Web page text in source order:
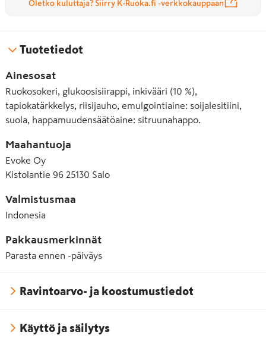
Oletko kuluttaja? Siirry K-Ruoka.fi -verkkokauppaan
Tuotetiedot
Ainesosat
Ruokosokeri, glukoosisiirappi, inkivääri (10 %),
tapiokatärkkelys, riisijauho, emulgointiaine: soijalesitiini,
suola, happamuudensäätöaine: sitruunahappo.
Maahantuoja
Evoke Oy
Kistolantie 96 25130 Salo
Valmistusmaa
Indonesia
Pakkausmerkinnät
Parasta ennen -päiväys
Ravintoarvo- ja koostumustiedot
Käyttö ja säilytys